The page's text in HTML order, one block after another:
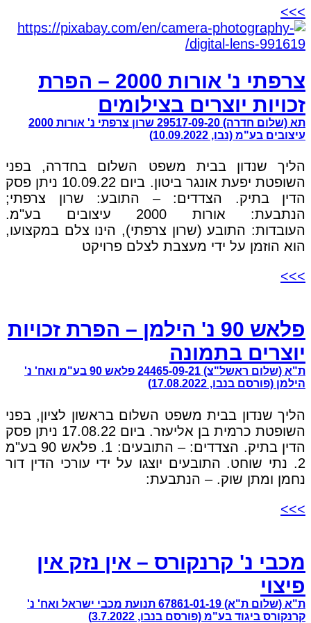
>>>
צרפתי נ' אורות 2000 – הפרת
זכויות יוצרים בצילומים
תא (שלום חדרה) 29517-09-20 שרון צרפתי נ' אורות 2000
עיצובים בע"מ (נבו, 10.09.2022)
הליך שנדון בבית משפט השלום בחדרה, בפני
השופטת יפעת אונגר ביטון. ביום 10.09.22 ניתן פסק
הדין בתיק. הצדדים: – התובע: שרון צרפתי;
הנתבעת: אורות 2000 עיצובים בע"מ.
העובדות: התובע (שרון צרפתי), הינו צלם במקצועו,
הוא הוזמן על ידי מעצבת לצלם פרויקט
>>>
פלאש 90 נ' הילמן – הפרת זכויות
יוצרים בתמונה
ת"א (שלום ראשל"צ) 24465-09-21 פלאש 90 בע"מ ואח' נ'
הילמן (פורסם בנבו, 17.08.2022)
הליך שנדון בבית משפט השלום בראשון לציון, בפני
השופטת כרמית בן אליעזר. ביום 17.08.22 ניתן פסק
הדין בתיק. הצדדים: – התובעים: 1. פלאש 90 בע"מ
2. נתי שוחט. התובעים יוצגו על ידי עורכי הדין דור
נחמן ומתן שוק. – הנתבעת:
>>>
מכבי נ' קרנקורס – אין נזק אין
פיצוי
ת"א (שלום ת"א) 67861-01-19 תנועת מכבי ישראל ואח' נ'
קרנקורס ביגוד בע"מ (פורסם בנבו, 3.7.2022)